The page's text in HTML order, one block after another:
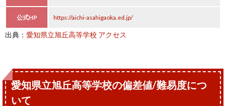
公式HP https://aichi-asahigaoka.ed.jp/
出典： 愛知県立旭丘高等学校 アクセス
愛知県立旭丘高等学校の偏差値/難易度につ
いて